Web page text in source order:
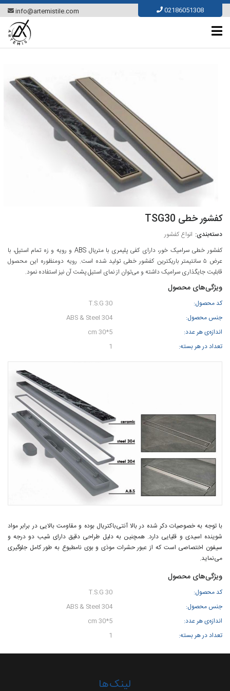
Skip
to
content
info@artemistile.com 02186051308
کفشور خطی TSG30
انواع کفشور
کفشور خطی سرامیک خور، دارای کفی پلیمری با متریال ABS و رویه و زه تمام استیل، با
عرض ۵ سانتیمتر باریکترین کفشور خطی تولید شده است. رویه دومنظوره این محصول
قابلیت جایگذاری سرامیک داشته و می‌توان از نمای استیل پشت آن نیز استفاده نمود.
ویژگی‌های محصول
کد محصول:
T.S.G 30
جنس محصول:
ABS & Steel 304
اندازه‌ی هر عدد:
5*30 cm
تعداد در هر بسته:
1
با توجه به خصوصیات دکر شده در بالا آنتی‌باکتریال بوده و مقاومت بالایی در برابر مواد
شوینده اسیدی و قلیایی دارد. همچنین به دلیل طراحی دقیق دارای شیب دو درجه و
سیفون اختصاصی است که از عبور حشرات موذی و بوی نامطبوع به طور کامل جلوگیری
می‌نماید.
ویژگی‌های محصول
کد محصول:
T.S.G 30
جنس محصول:
ABS & Steel 304
اندازه‌ی هر عدد:
5*30 cm
تعداد در هر بسته:
1
لینک‌ها